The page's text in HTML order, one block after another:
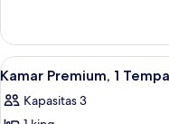
King
Suite,
Tempat
King
Lihat
semua
foto
5
Kamar Premium, 1
Kapasitas 3